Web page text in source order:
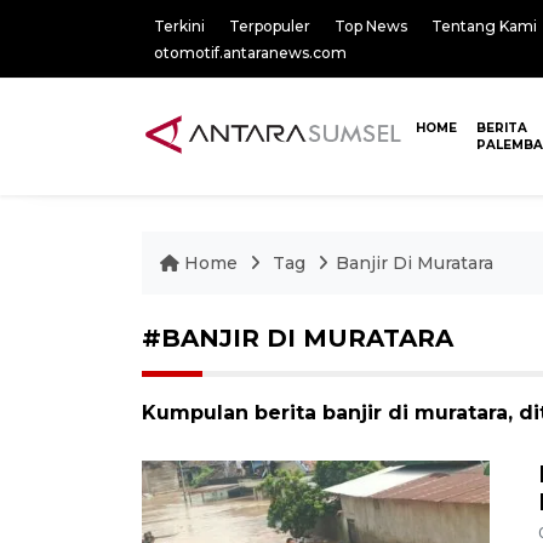
Terkini Terpopuler Top News
Tentang Kami
otomotif.antaranews.com
HOME
BERITA
Home Tag Banjir Di Muratara
#BANJIR DI MURATARA
Kumpulan berita banjir di muratara,